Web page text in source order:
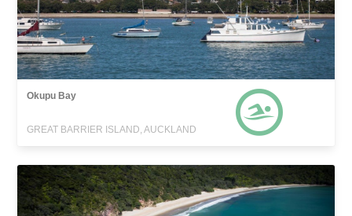
Okupu Bay
GREAT BARRIER ISLAND, AUCKLAND